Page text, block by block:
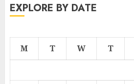
EXPLORE BY DATE
M T W T